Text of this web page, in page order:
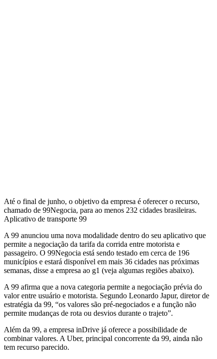
Até o final de junho, o objetivo da empresa é oferecer o recurso,
chamado de 99Negocia, para ao menos 232 cidades brasileiras.
Aplicativo de transporte 99
A 99 anunciou uma nova modalidade dentro do seu aplicativo que
permite a negociação da tarifa da corrida entre motorista e
passageiro. O 99Negocia está sendo testado em cerca de 196
municípios e estará disponível em mais 36 cidades nas próximas
semanas, disse a empresa ao g1 (veja algumas regiões abaixo).
A 99 afirma que a nova categoria permite a negociação prévia do
valor entre usuário e motorista. Segundo Leonardo Japur, diretor de
estratégia da 99, “os valores são pré-negociados e a função não
permite mudanças de rota ou desvios durante o trajeto”.
Além da 99, a empresa inDrive já oferece a possibilidade de
combinar valores. A Uber, principal concorrente da 99, ainda não
tem recurso parecido.